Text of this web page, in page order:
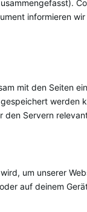
informieren
mit den Seiten
werden
Servern
um unserer
auf deinem